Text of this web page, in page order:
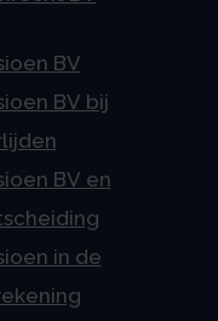
BV
BV bij
BV en
in de